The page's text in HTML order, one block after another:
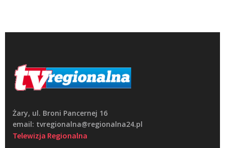
Żary, ul. Broni Pancernej 16
email: tvregionalna@regionalna24.pl
Telewizja Regionalna